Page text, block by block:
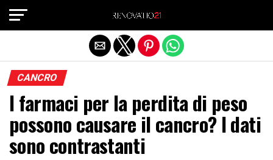
CANCRO
I farmaci per la perdita di peso
possono causare il cancro? I dati
sono contrastanti
Exit mobile version